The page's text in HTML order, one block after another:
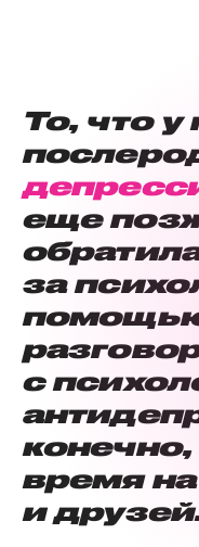
То, что
еще
за
с
время
и